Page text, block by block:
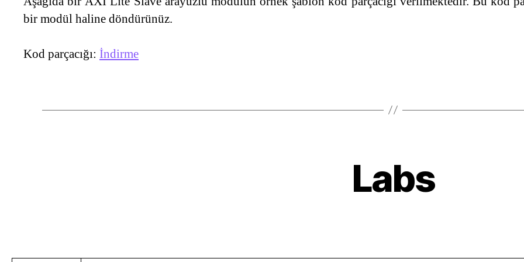
bir modül haline döndürünüz.
Kod parçacığı: İndirme
Categories
Labs